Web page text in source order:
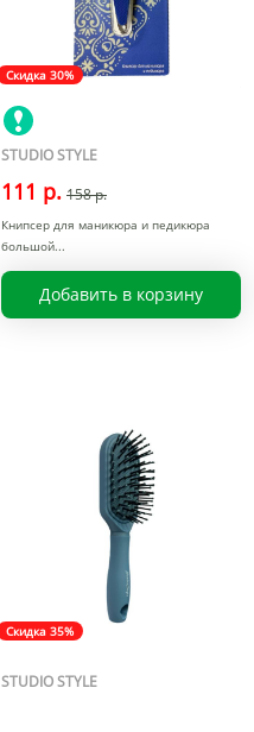
Скидка 30%
STUDIO STYLE
111 р. 158 р.
Книпсер для маникюра и педикюра
большой
Добавить в корзину
Скидка 35%
STUDIO STYLE